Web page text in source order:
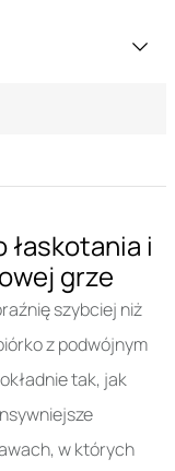
łaskotania i
grze
szybciej niż
z podwójnym
tak, jak
w których